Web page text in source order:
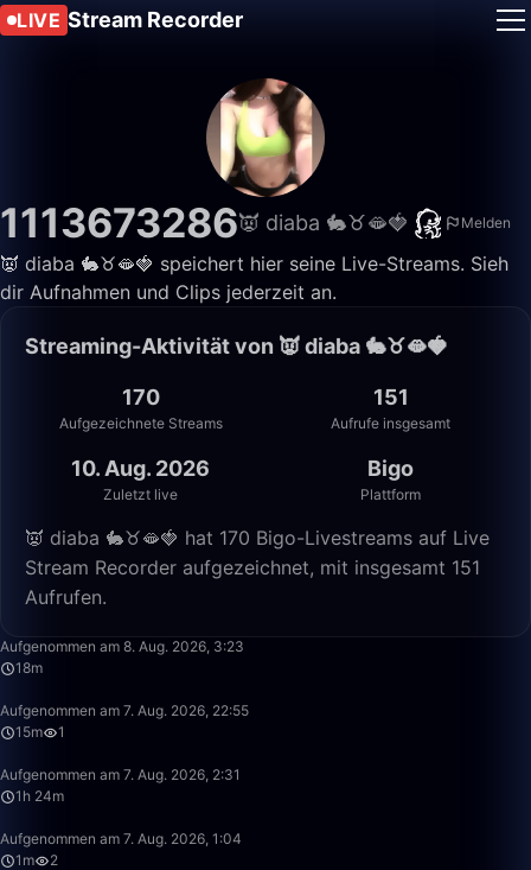
LIVE Stream Recorder
1113673286👿 diaba 🐇♉🫦🍓 Melden
👿 diaba 🐇♉🫦🍓 speichert hier seine Live-Streams. Sieh
dir Aufnahmen und Clips jederzeit an.
Streaming-Aktivität von 👿 diaba 🐇♉🫦🍓
170
Aufgezeichnete Streams
151
Aufrufe insgesamt
10. Aug. 2026
Zuletzt live
Bigo
Plattform
👿 diaba 🐇♉🫦🍓 hat 170 Bigo-Livestreams auf Live
Stream Recorder aufgezeichnet, mit insgesamt 151
Aufrufen.
Aufgenommen am 8. Aug. 2026, 3:23
18m
Aufgenommen am 7. Aug. 2026, 22:55
15m
1
Aufgenommen am 7. Aug. 2026, 2:31
1h 24m
Aufgenommen am 7. Aug. 2026, 1:04
1m
2